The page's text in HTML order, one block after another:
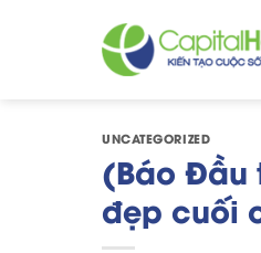
UNCATEGORIZED
(Báo Đầu
đẹp cuối